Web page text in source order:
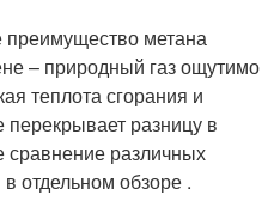
метана
– природный газ ощутимо
теплота сгорания и
разницу в
сравнение различных
отдельном обзоре .